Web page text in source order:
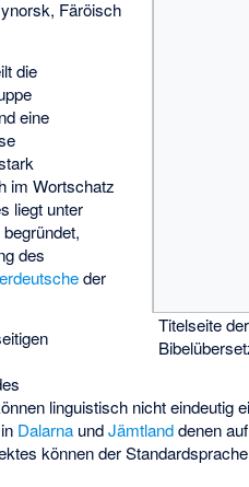
Titelseite
Färöisch
die
eine
im Wortschatz
liegt unter
des
der
linguistisch nicht eindeutig
Dalarna undJämtlanddenen
können der